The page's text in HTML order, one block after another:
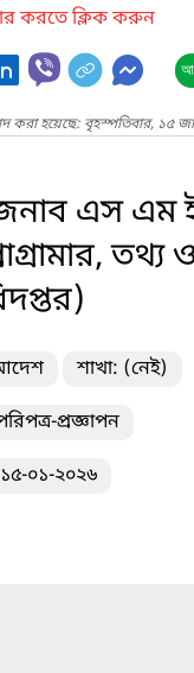
করতে ক্লিক করুন
করা হয়েছে: বৃহস্পতিবার, ১৫
এস এম
শাখা: (নেই)
প্রজ্ঞাপন
০১-২০২৬